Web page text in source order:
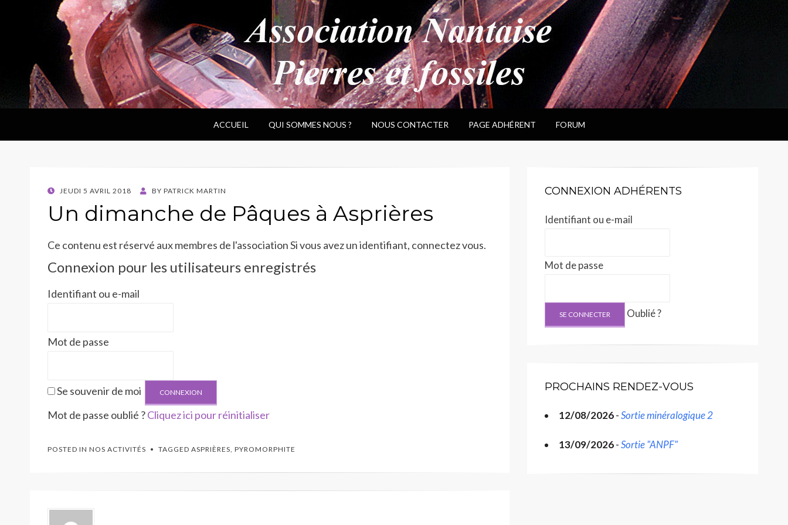
ANPF
Association Nantaise Pierres et Fossiles
ACCUEIL QUI SOMMES NOUS ? NOUS CONTACTER PAGE ADHÉRENT FORUM
POSTED
JEUDI 5 AVRIL 2018 BY PATRICK MARTIN
Un dimanche de Pâques à Asprières
Ce contenu est réservé aux membres de l'association Si vous avez un identifiant, connectez vous.
Connexion pour les utilisateurs enregistrés
Identifiant ou e-mail
Mot de passe
Se souvenir de moi
Mot de passe oublié ?Cliquez ici pour réinitialiser
POSTED IN NOS ACTIVITÉS TAGGED ASPRIÈRES, PYROMORPHITE
CONNEXION ADHÉRENTS
Identifiant ou e-mail
Mot de passe
Oublié ?
PROCHAINS RENDEZ-VOUS
12/08/2026-Sortie minéralogique 2
13/09/2026-Sortie "ANPF"